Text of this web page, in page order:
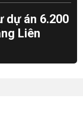
dự án 6.200
Liên